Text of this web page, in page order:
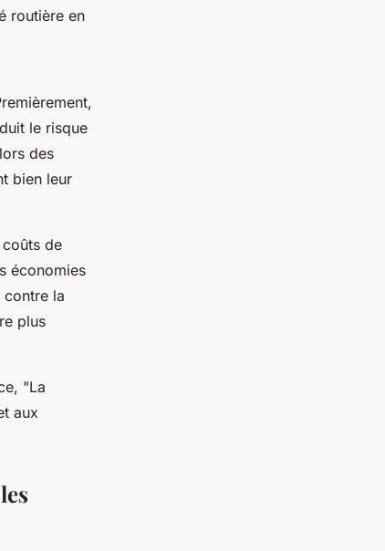
routière en
le risque
des
bien leur
de
économies
contre la
plus
"La
aux